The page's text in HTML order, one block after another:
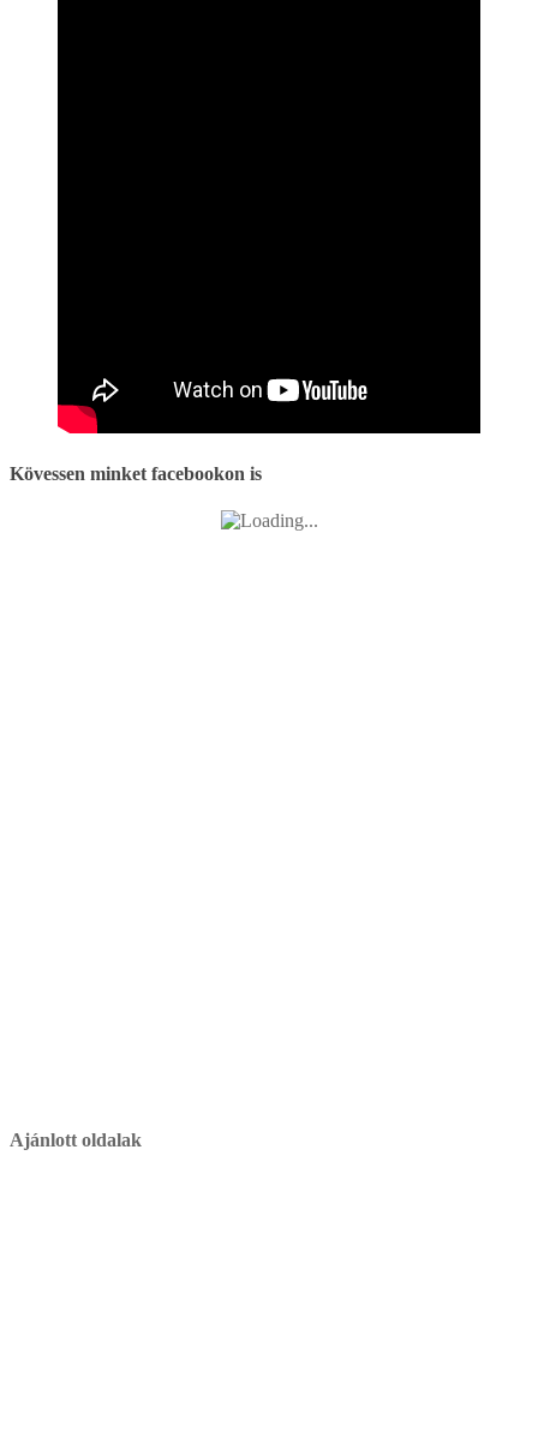
Kövessen minket facebookon is
Ajánlott oldalak